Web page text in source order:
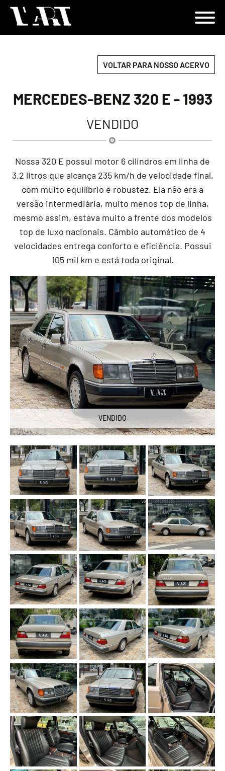
VOLTAR PARA NOSSO ACERVO
MERCEDES-BENZ 320 E - 1993
VENDIDO
Nossa 320 E possui motor 6 cilindros em linha de
3.2 litros que alcança 235 km/h de velocidade final,
com muito equilíbrio e robustez. Ela não era a
versão intermediária, muito menos top de linha,
mesmo assim, estava muito a frente dos modelos
top de luxo nacionais. Câmbio automático de 4
velocidades entrega conforto e eficiência. Possui
105 mil km e está toda original.
VENDIDO